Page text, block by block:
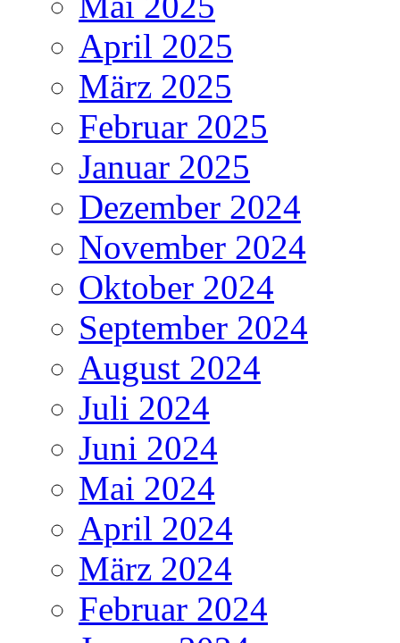
April 2025
März 2025
Februar 2025
Januar 2025
Dezember 2024
November 2024
Oktober 2024
September 2024
August 2024
Juli 2024
Juni 2024
Mai 2024
April 2024
März 2024
Februar 2024